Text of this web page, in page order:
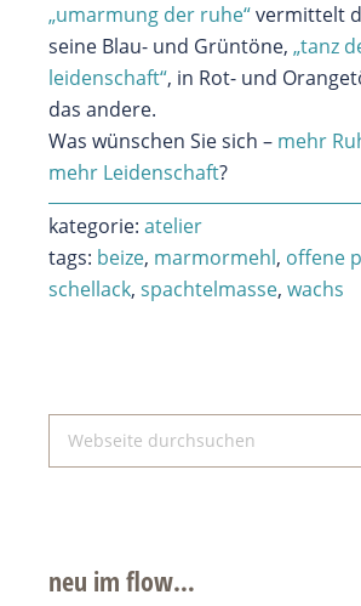
„umarmung der ruhe“vermittelt
seine Blau- und Grüntöne, „tanz
leidenschaft“, in Rot- und
das andere.
Was wünschen Sie sich – mehr
mehr Leidenschaft?
kategorie: atelier
tags: beize, marmormehl, offene
schellack, spachtelmasse, wachs
Seitenspalte
Webseite
durchsuchen
neu im flow…